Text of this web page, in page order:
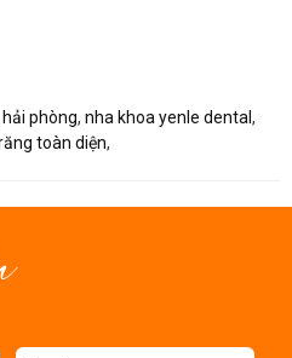
phòng, nha khoa yenle dental ,
toàn diện,